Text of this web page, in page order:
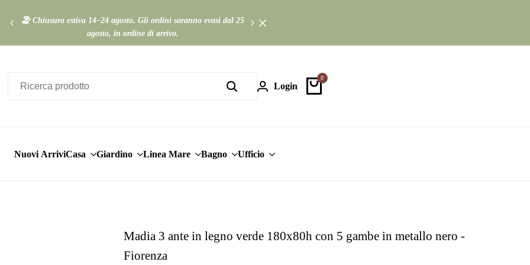
🏖️ Chiusura estiva 14–24 agosto. Gli ordini saranno evasi dal 25
agosto, in ordine di arrivo.
Apertura:
Login
0
Nuovi ArriviCasa Giardino Linea Mare Bagno Ufficio
Madia 3 ante in legno verde 180x80h con 5 gambe in metallo nero -
Fiorenza